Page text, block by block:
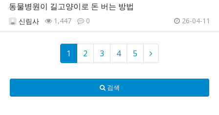
동물병원이 길고양이로 돈 버는 방법
신림사 1,447 0 26-04-11
1 2 3 4 5
검색